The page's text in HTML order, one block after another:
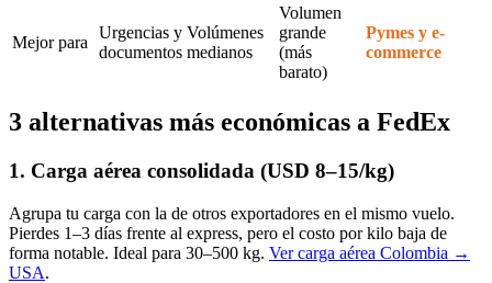
Mejor para
Urgencias y
documentos
Volúmenes
medianos
Volumen
grande
(más
barato)
Pymes y e-
commerce
3 alternativas más económicas a FedEx
1. Carga aérea consolidada (USD 8–15/kg)
Agrupa tu carga con la de otros exportadores en el mismo vuelo.
Pierdes 1–3 días frente al express, pero el costo por kilo baja de
forma notable. Ideal para 30–500 kg. Ver carga aérea Colombia →
USA.